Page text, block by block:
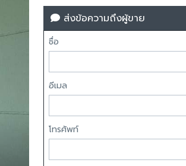
ส่งข้อความถึงผู้ขาย
ชื่อ
อีเมล
โทรศัพท์